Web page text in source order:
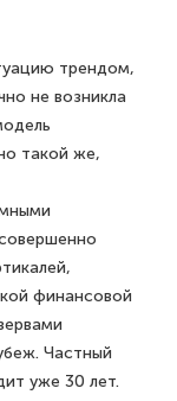
трендом,
не возникла
такой же,
финансовой
Частный
уже 30 лет.